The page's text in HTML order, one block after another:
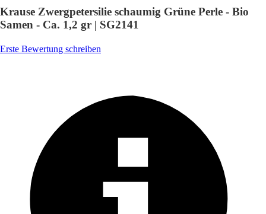
Krause Zwergpetersilie schaumig Grüne Perle - Bio
Samen - Ca. 1,2 gr | SG2141
Erste Bewertung schreiben